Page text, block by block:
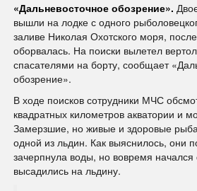
«Дальневосточное обозрение».
вышли на лодке с одного
заливе Николая Охотского моря,
оборвалась. На поиски вылетел
спасателями на борту, сообщает
обозрение».
В ходе поисков сотрудники МЧС
квадратных километров акватории и
Замерзшие, но живые и здоровые
одной из льдин. Как выяснилось, они
зачерпнула воды, но вовремя начался
высадились на льдину.